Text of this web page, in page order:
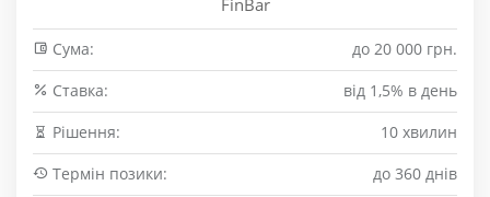
FinBar
Сума:
до 20 000 грн.
Cтавка:
від 1,5% в день
Рішення:
10 хвилин
Термін позики:
до 360 днів